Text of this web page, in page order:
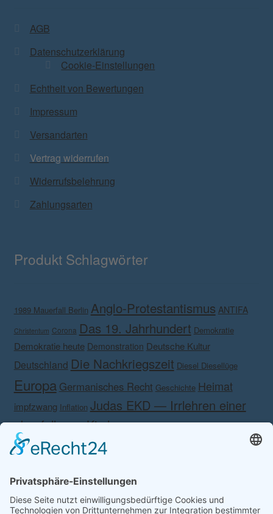
AGB
Datenschutzerklärung
Cookie-Einstellungen
Echtheit von Bewertungen
Impressum
Versandarten
Vertrag widerrufen
Widerrufsbelehrung
Zahlungsarten
Produkt Schlagwörter
1989 Mauerfall Berlin Anglo-Protestantismus ANTIFA
Christentum Corona Das 19. Jahrhundert Demokratie
Demokratie heute Demonstration Deutsche Kultur
Deutschland Die Nachkriegszeit Diesel Diesellüge
Europa Germanisches Recht Geschichte Heimat
impfzwang Inflation Judas EKD — Irrlehren einer
abgefallenen Kirche.
Schönheit 2020 Kampf gegen das eigene Volk!
MedienMeinolf Schönborn
DankePatriotismusPhilosophische